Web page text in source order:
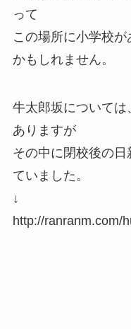
って
この場所に小学校
かもしれません。
牛太郎坂について
ありますが
その中に閉校後の
ていました。
↓
http://ranranm.com/